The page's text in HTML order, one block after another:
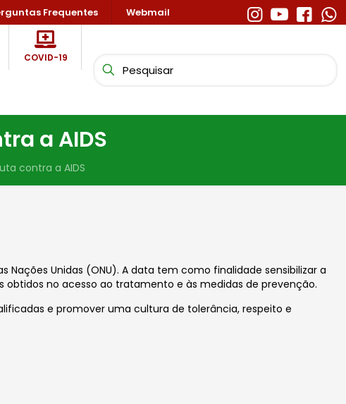
Frequentes Webmail
COVID-19
a AIDS
contra a AIDS
Nações Unidas (ONU). A data tem como finalidadesensibilizar a
no acesso ao tratamento e às medidas de prevenção.
e promover uma cultura de tolerância, respeito e